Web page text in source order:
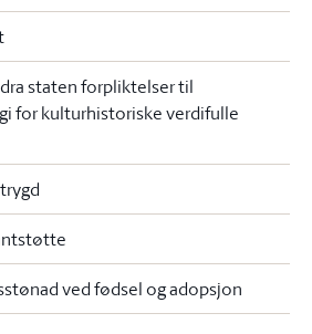
staten forpliktelser til
for kulturhistoriske verdifulle
ved fødsel og adopsjon